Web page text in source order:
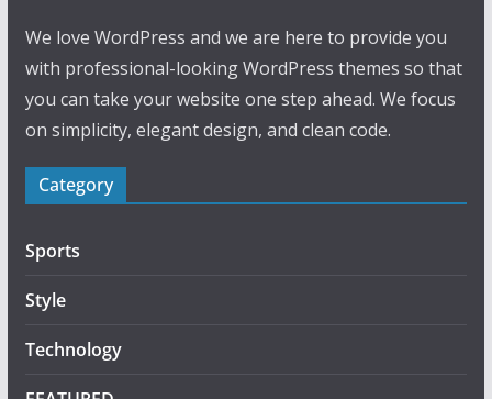
We love WordPress and we are here to provide you
with professional-looking WordPress themes so that
you can take your website one step ahead. We focus
on simplicity, elegant design, and clean code.
Category
Sports
Style
Technology